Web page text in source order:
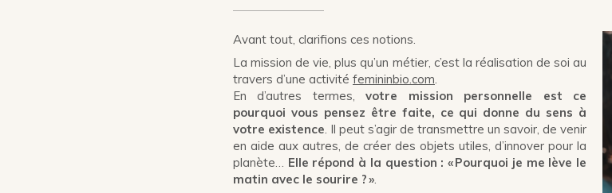
Avant tout, clarifions ces notions.
La mission de vie, plus qu’un métier, c’est la réalisation de soi au
travers d’une activité femininbio.com
En d’autres termes,votre mission personnelle est ce
pourquoi vous pensez être faite, ce qui donne du sens à
votre existence . Il peut s’agir de transmettre un savoir, de venir
en aide aux autres, de créer des objets utiles, d’innover pour la
planète… Elle répond à la question : « Pourquoi je me lève le
matin avec le sourire ? »